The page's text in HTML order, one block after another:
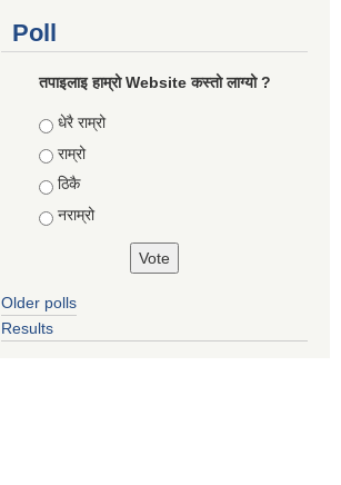
Poll
तपाइलाइ हाम्रो Website कस्तो लाग्यो ?
Choices
धेरै राम्रो
राम्रो
ठिकै
नराम्रो
Older polls
Results